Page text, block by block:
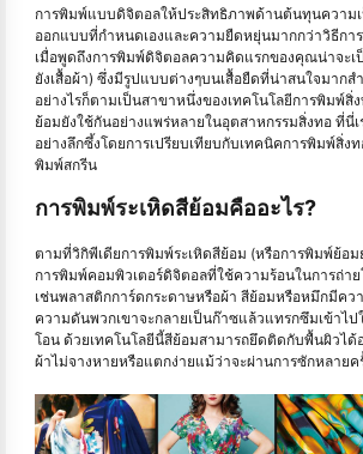
การพิมพ์แบบดิจิตอลให้ประสิทธิภาพด้านต้นทุนความ
ออกแบบที่กำหนดเองและความยืดหยุ่นมากกว่าวิธีกา
เมื่อพูดถึงการพิมพ์ดิจิตอลความคิดแรกของคุณน่าจะเ
ยังเสื้อผ้า) ซึ่งมีรูปแบบต่างๆบนเสื้อยืดที่น่าสนใจมาก
อย่างไรก็ตามเป็นสาขาหนึ่งของเทคโนโลยีการพิมพ์สิ่
ย้อมยังใช้กันอย่างแพร่หลายในอุตสาหกรรมสิ่งทอ ที่นี่
อย่างลึกซึ้งโดยการเปรียบเทียบกับเทคนิคการพิมพ์สิ่ง
พิมพ์สกรีน
การพิมพ์ระเหิดสีย้อมคืออะไร?
ตามที่วิกิพีเดียการพิมพ์ระเหิดสีย้อม (หรือการพิมพ์ย้อม
การพิมพ์คอมพิวเตอร์ดิจิตอลที่ใช้ความร้อนในการถ่า
เช่นพลาสติกการ์ดกระดาษหรือผ้า สีย้อมหรือหมึกมีคว
ความดันพวกเขาจะกลายเป็นก๊าซแล้วแทรกซึมเข้าไ
โอน ด้วยเทคโนโลยีนี้สีย้อมสามารถยึดติดกับพื้นผิวได้
ผ้าไม่จางหายหรือแตกง่ายแม้ว่าจะผ่านการซักหลายค